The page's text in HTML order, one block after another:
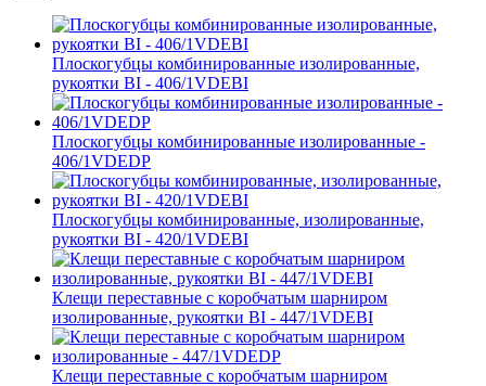
Плоскогубцы комбинированные изолированные,
рукоятки BI - 406/1VDEBI
Плоскогубцы комбинированные изолированные -
406/1VDEDP
Плоскогубцы комбинированные, изолированные,
рукоятки BI - 420/1VDEBI
Клещи переставные с коробчатым шарниром
изолированные, рукоятки BI - 447/1VDEBI
Клещи переставные с коробчатым шарниром